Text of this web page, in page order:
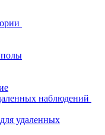
наблюдений
удаленных